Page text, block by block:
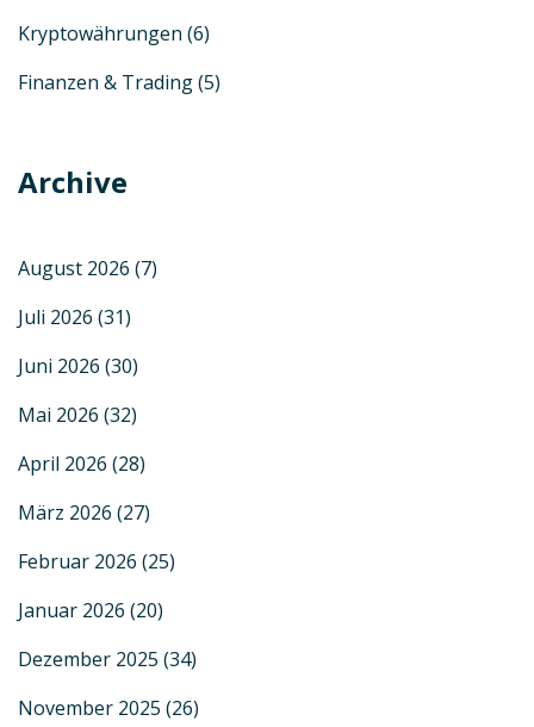
Kryptowährungen (6)
Finanzen & Trading(5)
Archive
August 2026 (7)
Juli 2026 (31)
Juni 2026 (30)
Mai 2026 (32)
April 2026 (28)
März 2026 (27)
Februar 2026 (25)
Januar 2026 (20)
Dezember 2025 (34)
November 2025 (26)